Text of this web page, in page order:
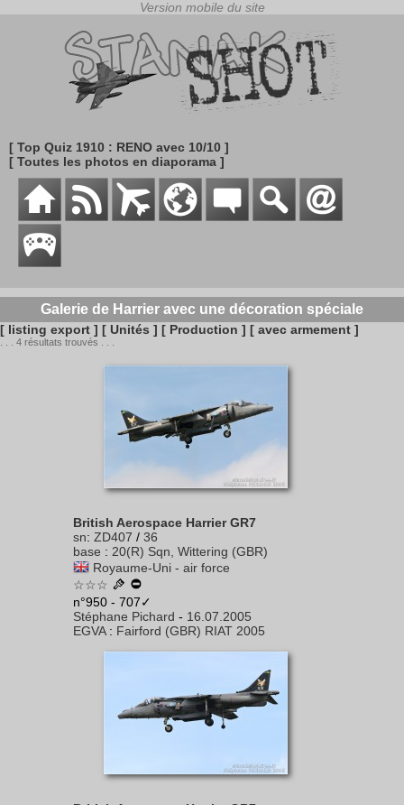
[ Top Quiz 1910 : RENO avec 10/10 ]
[ Toutes les photos en diaporama ]
Galerie de Harrier avec une décoration spéciale
[ listing export ] [ Unités ] [ Production ] [ avec armement ]
. . . 4 résultats trouvés . . .
British Aerospace Harrier GR7
sn: ZD407 / 36
base : 20(R) Sqn, Wittering (GBR)
Royaume-Uni - air force
☆☆☆
n°950 - 707✓
Stéphane Pichard - 16.07.2005
EGVA: Fairford (GBR) RIAT 2005